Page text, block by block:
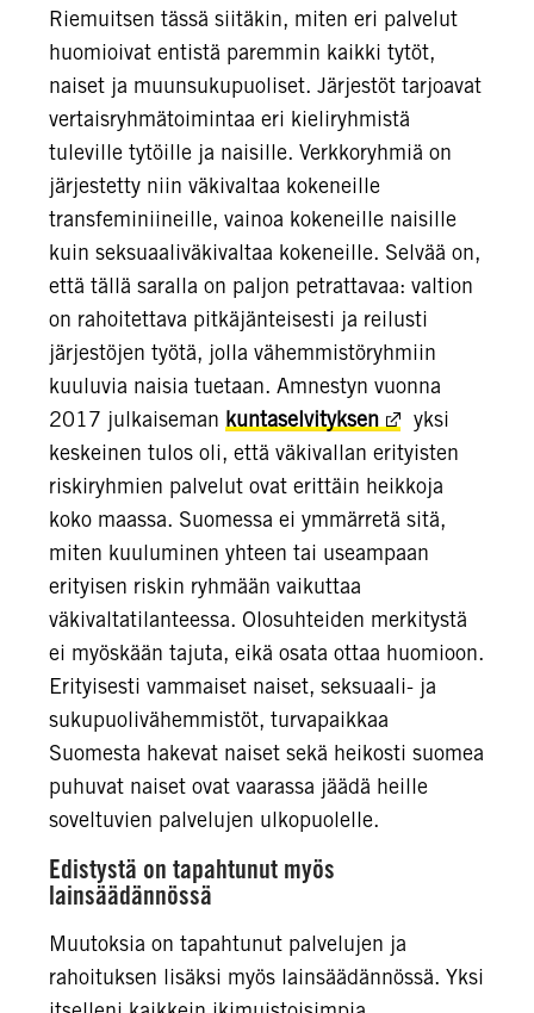
Riemuitsen tässä siitäkin, miten eri palvelut
huomioivat entistä paremmin kaikki tytöt,
naiset ja muunsukupuoliset. Järjestöt tarjoavat
vertaisryhmätoimintaa eri kieliryhmistä
tuleville tytöille ja naisille. Verkkoryhmiä on
järjestetty niin väkivaltaa kokeneille
transfeminiineille, vainoa kokeneille naisille
kuin seksuaaliväkivaltaa kokeneille. Selvää on,
että tällä saralla on paljon petrattavaa: valtion
on rahoitettava pitkäjänteisesti ja reilusti
järjestöjen työtä, jolla vähemmistöryhmiin
kuuluvia naisia tuetaan. Amnestyn vuonna
2017 julkaiseman kuntaselvityksen
yksi
keskeinen tulos oli, että väkivallan erityisten
riskiryhmien palvelut ovat erittäin heikkoja
koko maassa. Suomessa ei ymmärretä sitä,
miten kuuluminen yhteen tai useampaan
erityisen riskin ryhmään vaikuttaa
väkivaltatilanteessa. Olosuhteiden merkitystä
ei myöskään tajuta, eikä osata ottaa huomioon.
Erityisesti vammaiset naiset, seksuaali- ja
sukupuolivähemmistöt, turvapaikkaa
Suomesta hakevat naiset sekä heikosti suomea
puhuvat naiset ovat vaarassa jäädä heille
soveltuvien palvelujen ulkopuolelle.
Edistystä on tapahtunut myös
lainsäädännössä
Muutoksia on tapahtunut palvelujen ja
rahoituksen lisäksi myös lainsäädännössä. Yksi